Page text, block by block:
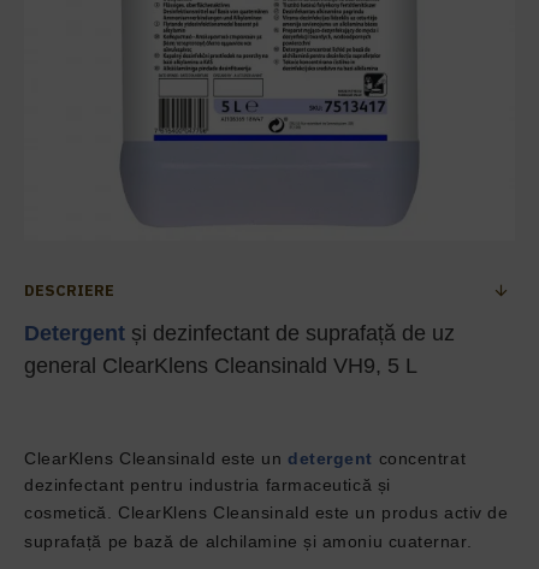
DESCRIERE
Detergent și dezinfectant de suprafață de uz
general ClearKlens Cleansinald VH9, 5 L
ClearKlens Cleansinald este un detergent concentrat
dezinfectant pentru industria farmaceutică și
cosmetică. ClearKlens Cleansinald este un produs activ de
suprafață pe bază de alchilamine și amoniu cuaternar.